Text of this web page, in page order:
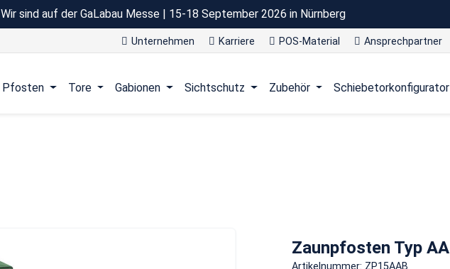
Wir sind auf der GaLabau Messe | 15-18 September 2026 in Nürnberg
Unternehmen Karriere POS-Material Ansprechpartner
Pfosten Tore Gabionen Sichtschutz Zubehör Schiebetorkonfigurator
Zaunpfosten Typ AA
Artikelnummer: ZP15AAB